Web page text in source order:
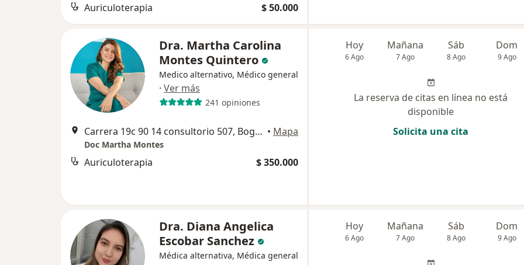
Auriculoterapia $ 50.000
Dra. Martha Carolina
Montes Quintero
Medico alternativo, Médico general
· Ver más
241 opiniones
Carrera 19c 90 14 consultorio 507, Bogotá • Mapa
Doc Martha Montes
Auriculoterapia $ 350.000
Hoy
6 Ago
Mañana
7 Ago
Sáb
8 Ago
Dom
9 Ago
La reserva de citas en línea no está
disponible
Solicita una cita
Dra. Diana Angelica
Escobar Sanchez
Médica alternativa, Médica general
Hoy
6 Ago
Mañana
7 Ago
Sáb
8 Ago
Dom
9 Ago